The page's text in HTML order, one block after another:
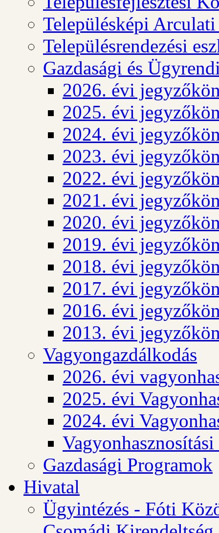
Településképi
Településrendezési
Gazdasági és
2026. évi
2025. évi
2024. évi
2023. évi
2022. évi
2021. évi
2020. évi
2019. évi
2018. évi
2017. évi
2016. évi
2013. évi
Vagyongazdálkodás
2026. évi
2025. évi
2024. évi
Gazdasági Programok
Hivatal
Ügyintézés - Fóti